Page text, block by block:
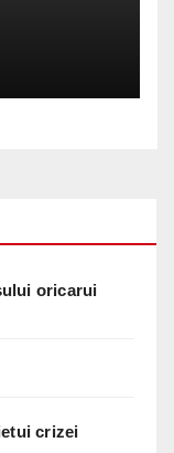
oricarui
crizei